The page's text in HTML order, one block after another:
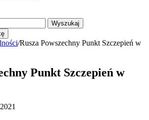
Wyszukaj
/Rusza Powszechny Punkt Szczepień w
Punkt Szczepień w